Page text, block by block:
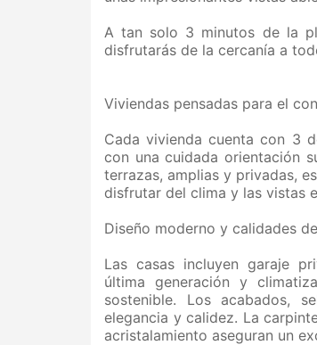
A tan solo 3 minutos de la
disfrutarás de la cercanía a
Viviendas pensadas para el
Cada vivienda cuenta con 3
con una cuidada orientación
terrazas, amplias y privadas,
disfrutar del clima y las vistas
Diseño moderno y calidades
Las casas incluyen garaje
última generación y
sostenible. Los acabados,
elegancia y calidez. La
acristalamiento aseguran un